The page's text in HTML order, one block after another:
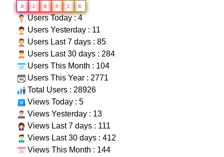
0 2 8 9 2 6
Users Today : 4
Users Yesterday : 11
Users Last 7 days : 85
Users Last 30 days : 284
Users This Month : 104
Users This Year : 2771
Total Users : 28926
Views Today : 5
Views Yesterday : 13
Views Last 7 days : 111
Views Last 30 days : 412
Views This Month : 144